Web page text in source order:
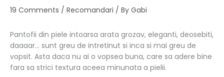
19 Comments / Recomandari / By Gabi
Pantofii din piele intoarsa arata grozav, eleganti, deosebiti,
daaaar… sunt greu de intretinut si inca si mai greu de
vopsit. Asta daca nu ai o vopsea buna, care sa adere bine
fara sa strici textura aceea minunata a pielii.